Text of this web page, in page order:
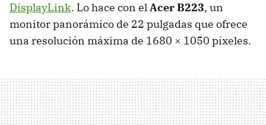
DisplayLink. Lo hace con elAcer B223, un
monitor panorámico de 22 pulgadas que ofrece
una resolución máxima de 1680 × 1050 píxeles.